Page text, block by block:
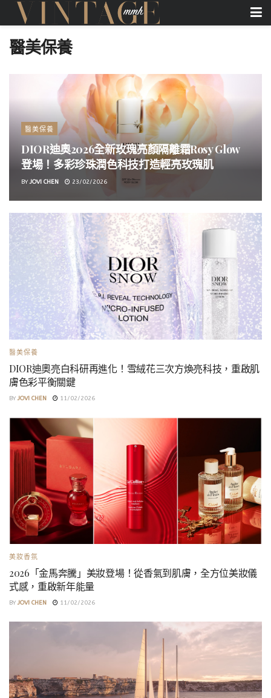
醫美保養
醫美保養
DIOR迪奧2026全新玫瑰亮顏隔離霜Rosy Glow
登場！多彩珍珠潤色科技打造輕亮玫瑰肌
BY JOVI CHEN 23/02/2026
醫美保養
DIOR迪奧亮白科研再進化！雪絨花三次方煥亮科技，重啟肌
膚色彩平衡關鍵
BY JOVI CHEN 11/02/2026
美妝香氛
2026「金馬奔騰」美妝登場！從香氣到肌膚，全方位美妝儀
式感，重啟新年能量
BY JOVI CHEN 11/02/2026